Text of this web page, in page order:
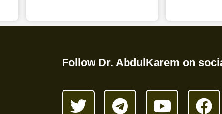
Follow Dr. AbdulKarem on